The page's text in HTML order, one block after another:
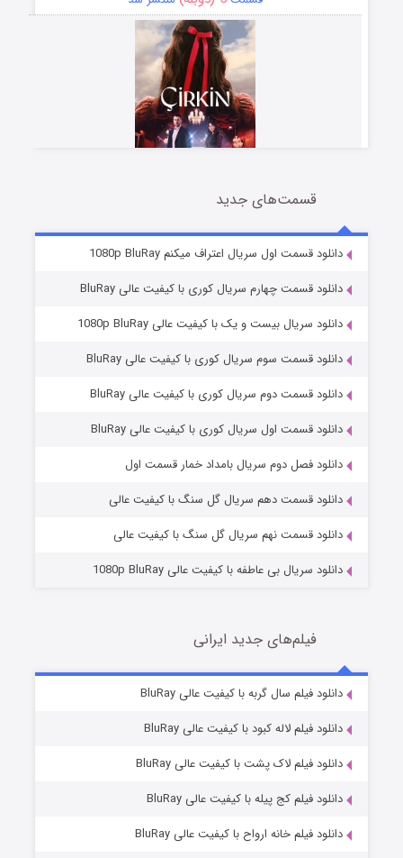
سریال زشت
قسمت2 (زیرنویس) منتشر شد
مردگان متحرک: شهر مرده ۳
قسمت2 (زیرنویس) منتشر شد
قسمت7 (زیرنویس) منتشر شد
قسمت‌های جدید
دانلود قسمت اول سریال اعتراف میکنم 1080p BluRay
دانلود قسمت چهارم سریال کوری با کیفیت عالی BluRay
دانلود سریال بیست و یک با کیفیت عالی 1080p BluRay
دانلود قسمت سوم سریال کوری با کیفیت عالی BluRay
دانلود قسمت دوم سریال کوری با کیفیت عالی BluRay
دانلود قسمت اول سریال کوری با کیفیت عالی BluRay
دانلود فصل دوم سریال بامداد خمار قسمت اول
دانلود قسمت دهم سریال گل سنگ با کیفیت عالی
دانلود قسمت نهم سریال گل سنگ با کیفیت عالی
دانلود سریال بی عاطفه با کیفیت عالی 1080p BluRay
فیلم‌های جدید ایرانی
دانلود فیلم سال گربه با کیفیت عالی BluRay
دانلود فیلم لاله کبود با کیفیت عالی BluRay
دانلود فیلم لاک پشت با کیفیت عالی BluRay
دانلود فیلم کج‌ پیله با کیفیت عالی BluRay
دانلود فیلم خانه ارواح با کیفیت عالی BluRay